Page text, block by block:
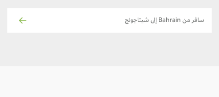
سافر من Bahrain إلى شيتاجونج